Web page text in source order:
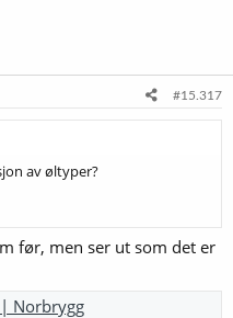
#15.317
av øltyper?
før, men ser ut som det er
Norbrygg